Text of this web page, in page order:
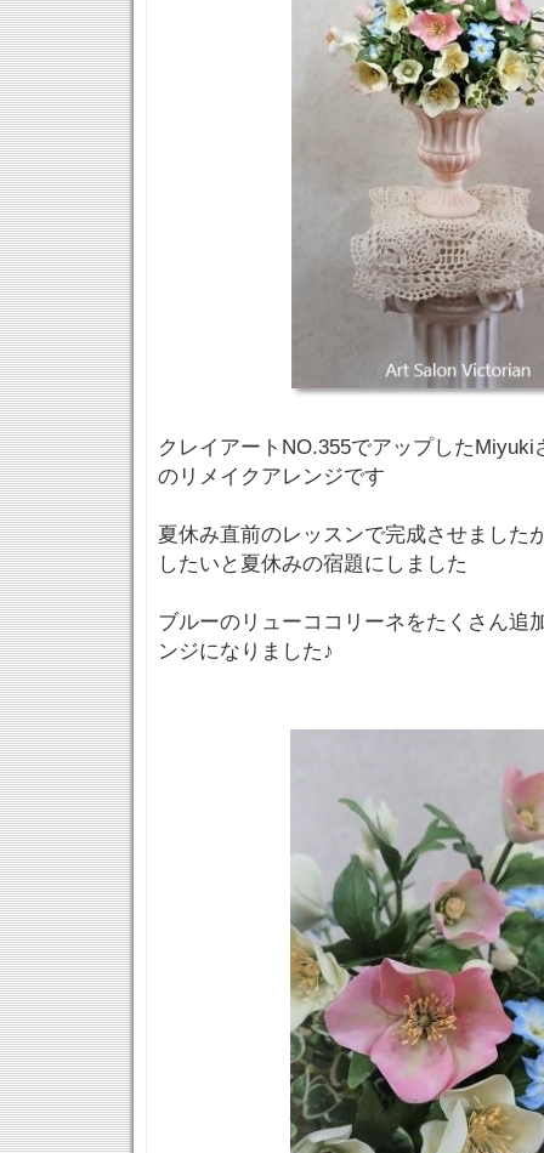
クレイアートNO.355でアップした
のリメイクアレンジです
夏休み直前のレッスンで完成させまし
したいと夏休みの宿題にしました
ブルーのリューココリーネをたくさん
ンジになりました♪